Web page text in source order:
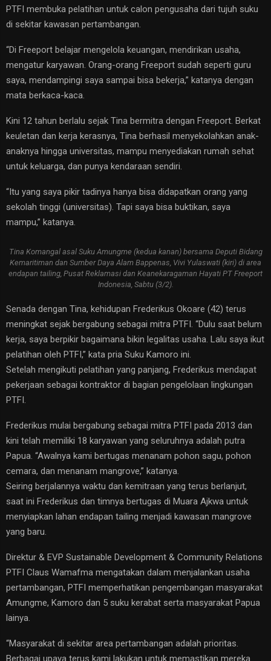
PTFI membuka pelatihan untuk calon pengusaha dari tujuh suku
di sekitar kawasan pertambangan.
“Di Freeport belajar mengelola keuangan, mendirikan usaha,
mengatur karyawan. Orang-orang Freeport sudah seperti guru
saya, mendampingi saya sampai bisa bekerja,” katanya dengan
mata berkaca-kaca.
Kini 12 tahun berlalu sejak Tina bermitra dengan Freeport. Berkat
keuletan dan kerja kerasnya, Tina berhasil menyekolahkan anak-
anaknya hingga universitas, mampu menyediakan rumah sehat
untuk keluarga, dan punya kendaraan sendiri.
“Itu yang saya pikir tadinya hanya bisa didapatkan orang yang
sekolah tinggi (universitas). Tapi saya bisa buktikan, saya
mampu,” katanya.
Tina Komangal asal Suku Amungme (kedua kanan) bersama Deputi Bidang
Kemaritiman dan Sumber Daya Alam Bappenas, Vivi Yulaswati (kiri) di area
endapan tailing, Pusat Reklamasi dan Keanekaragaman Hayati PT Freeport
Indonesia, Sabtu (3/2).
Senada dengan Tina, kehidupan Frederikus Okoare (42) terus
meningkat sejak bergabung sebagai mitra PTFI. “Dulu saat belum
kerja, saya berpikir bagaimana bikin legalitas usaha. Lalu saya ikut
pelatihan oleh PTFI,” kata pria Suku Kamoro ini.
Setelah mengikuti pelatihan yang panjang, Frederikus mendapat
pekerjaan sebagai kontraktor di bagian pengelolaan lingkungan
PTFI.
Frederikus mulai bergabung sebagai mitra PTFI pada 2013 dan
kini telah memiliki 18 karyawan yang seluruhnya adalah putra
Papua. “Awalnya kami bertugas menanam pohon sagu, pohon
cemara, dan menanam mangrove,” katanya.
Seiring berjalannya waktu dan kemitraan yang terus berlanjut,
saat ini Frederikus dan timnya bertugas di Muara Ajkwa untuk
menyiapkan lahan endapan tailing menjadi kawasan mangrove
yang baru.
Direktur & EVP Sustainable Development & Community Relations
PTFI Claus Wamafma mengatakan dalam menjalankan usaha
pertambangan, PTFI memperhatikan pengembangan masyarakat
Amungme, Kamoro dan 5 suku kerabat serta masyarakat Papua
lainya.
“Masyarakat di sekitar area pertambangan adalah prioritas.
Berbagai upaya terus kami lakukan untuk memastikan mereka